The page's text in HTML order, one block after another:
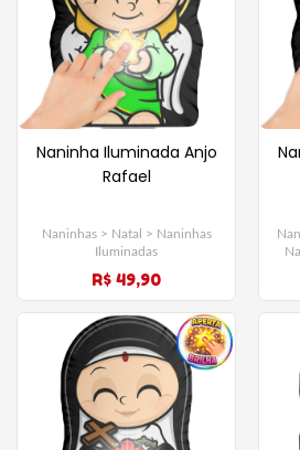
Naninha Iluminada Anjo
Rafael
Naninhas > Natal > Naninhas
Iluminadas
R$ 49,90